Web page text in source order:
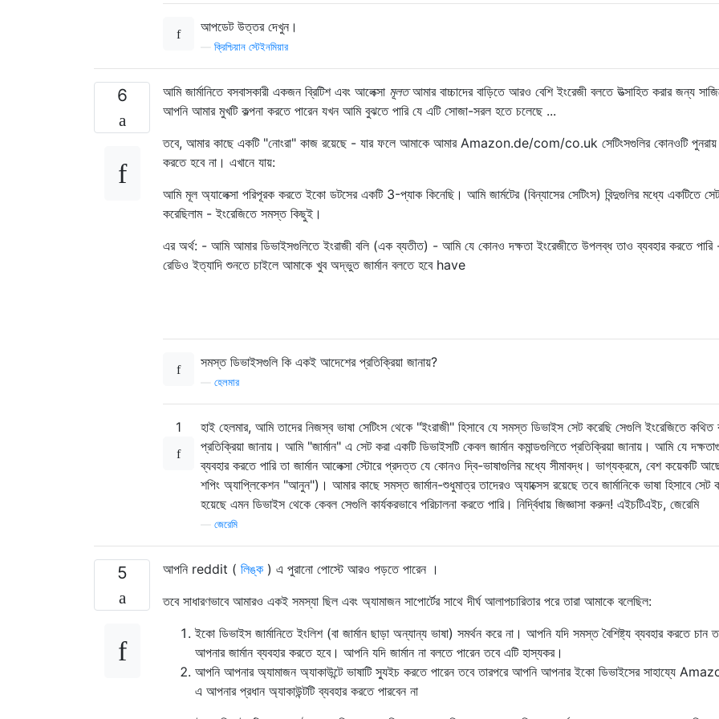
আপডেট উত্তর দেখুন।
ক্রিশ্চিয়ান স্টেইনমিয়ার
6 আমি জার্মানিতে বসবাসকারী একজন ব্রিটিশ এবং আলেক্সা মূলতআমার বাচ্চাদের বাড়িতে আরও বেশি ইংরেজী বলতে উত্সাহিত করার জন্য
আপনি আমার মুখটি কল্পনা করতে পারেন যখন আমি বুঝতে পারি যে এটি সোজা-সরল হতে চলেছে ...
তবে, আমার কাছে একটি "নোংরা" কাজ রয়েছে - যার ফলে আমাকে আমার Amazon.de/com/co.uk সেটিংসগুলির কোনওটি পুনরায়
করতে হবে না। এখানে যায়:
আমি মূল অ্যালেক্সা পরিপূরক করতে ইকো ডটসের একটি 3-প্যাক কিনেছি। আমি জার্মটের (বিন্যাসের সেটিংস) বিন্দুগুলির মধ্যে একটিতে সেট
করেছিলাম - ইংরেজিতে সমস্ত কিছুই।
এর অর্থ: - আমি আমার ডিভাইসগুলিতে ইংরাজী বলি (এক ব্যতীত) - আমি যে কোনও দক্ষতা ইংরেজীতে উপলব্ধ তাও ব্যবহার করতে পারি -
রেডিও ইত্যাদি শুনতে চাইলে আমাকে খুব অদ্ভুত জার্মান বলতে হবে have
সমস্ত ডিভাইসগুলি কি একই আদেশের প্রতিক্রিয়া জানায়?
হেলমার
1
হাই হেলমার, আমি তাদের নিজস্ব ভাষা সেটিংস থেকে "ইংরাজী" হিসাবে যে সমস্ত ডিভাইস সেট করেছি সেগুলি ইংরেজিতে কথিত
প্রতিক্রিয়া জানায়। আমি "জার্মান" এ সেট করা একটি ডিভাইসটি কেবল জার্মান কমান্ডগুলিতে প্রতিক্রিয়া জানায়। আমি যে
ব্যবহার করতে পারি তা জার্মান আলেক্সা স্টোরে প্রদত্ত যে কোনও দ্বি-ভাষাগুলির মধ্যে সীমাবদ্ধ। ভাগ্যক্রমে, বেশ কয়েকটি
শপিং অ্যাপ্লিকেশন "আনুন")। আমার কাছে সমস্ত জার্মান-শুধুমাত্র তাদেরও অ্যাক্সেস রয়েছে তবে জার্মানিকে ভাষা হিসাবে সেট
হয়েছে এমন ডিভাইস থেকে কেবল সেগুলি কার্যকরভাবে পরিচালনা করতে পারি। নির্দ্বিধায় জিজ্ঞাসা করুন! এইচটিএইচ, জেরেমি
জেরেমি
5 আপনি reddit ( লিঙ্ক ) এ পুরানো পোস্টে আরও পড়তে পারেন ।
তবে সাধারণভাবে আমারও একই সমস্যা ছিল এবং অ্যামাজন সাপোর্টের সাথে দীর্ঘ আলাপচারিতার পরে তারা আমাকে বলেছিল:
ইকো ডিভাইস জার্মানিতে ইংলিশ (বা জার্মান ছাড়া অন্যান্য ভাষা) সমর্থন করে না। আপনি যদি সমস্ত বৈশিষ্ট্য ব্যবহার করতে চান
আপনার জার্মান ব্যবহার করতে হবে। আপনি যদি জার্মান না বলতে পারেন তবে এটি হাস্যকর।
আপনি আপনার অ্যামাজন অ্যাকাউন্টে ভাষাটি স্যুইচ করতে পারেন তবে তারপরে আপনি আপনার ইকো ডিভাইসের সাহায্যে
এ আপনার প্রধান অ্যাকাউন্টটি ব্যবহার করতে পারবেন না